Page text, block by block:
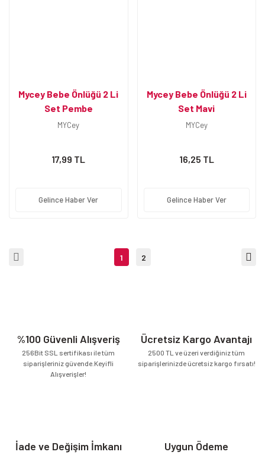
Mycey Bebe Önlüğü 2 Li
Set Pembe
MYCey
17,99 TL
Gelince Haber Ver
Mycey Bebe Önlüğü 2 Li
Set Mavi
MYCey
16,25 TL
Gelince Haber Ver
1 2
%100 Güvenli Alışveriş
256Bit SSL sertifikası ile tüm
siparişleriniz güvende.Keyifli
Alışverişler!
Ücretsiz Kargo Avantajı
2500 TL ve üzeri verdiğiniz tüm
siparişlerinizde ücretsiz kargo fırsatı!
İade ve Değişim İmkanı
Uygun Ödeme